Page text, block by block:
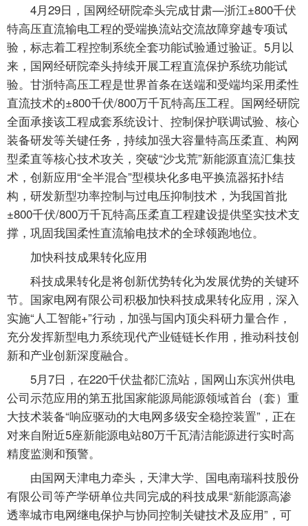
4月29日，国网经研院牵头完成甘肃—浙江±800千伏
特高压直流输电工程的受端换流站交流故障穿越专项试
验，标志着工程控制系统全套功能试验通过验证。5月以
来，国网经研院牵头持续开展工程直流保护系统功能试
验。甘浙特高压工程是世界首条在送端和受端均采用柔性
直流技术的±800千伏/800万千瓦特高压工程。国网经研院
全面承接该工程成套系统设计、控制保护联调试验、核心
装备研发等关键任务，持续加强大容量特高压柔直、构网
型柔直等核心技术攻关，突破“沙戈荒”新能源直流汇集技
术，创新应用“全半混合”型模块化多电平换流器拓扑结
构，研发新型功率控制与过电压抑制技术，为我国首批
±800千伏/800万千瓦特高压柔直工程建设提供坚实技术支
撑，巩固我国柔性直流输电技术的全球领跑地位。
加快科技成果转化应用
科技成果转化是将创新优势转化为发展优势的关键环
节。国家电网有限公司积极加快科技成果转化应用，深入
实施“人工智能+”行动，加强与国内顶尖科研力量合作，
充分发挥新型电力系统现代产业链链长作用，推动科技创
新和产业创新深度融合。
5月7日，在220千伏盐都汇流站，国网山东滨州供电
公司示范应用的第五批国家能源局能源领域首台（套）重
大技术装备“响应驱动的大电网多级安全稳控装置”，正在
对来自附近5座新能源电站80万千瓦清洁能源进行实时高
精度监测和预警。
由国网天津电力牵头，天津大学、国电南瑞科技股份
有限公司等产学研单位共同完成的科技成果“新能源高渗
透率城市电网继电保护与协同控制关键技术及应用”，可